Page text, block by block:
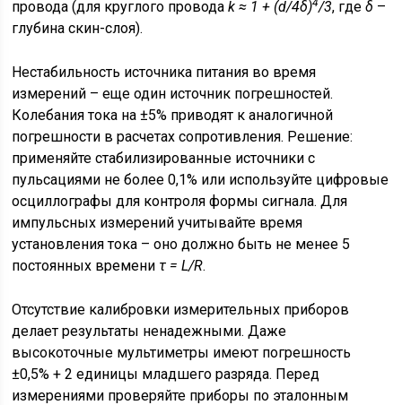
провода (для круглого проводаk ≈ 1 + (d/4δ)4/3, гдеδ –
глубина скин-слоя).
Нестабильность источника питания во время
измерений – еще один источник погрешностей.
Колебания тока на ±5% приводят к аналогичной
погрешности в расчетах сопротивления. Решение:
применяйте стабилизированные источники с
пульсациями не более 0,1% или используйте цифровые
осциллографы для контроля формы сигнала. Для
импульсных измерений учитывайте время
установления тока – оно должно быть не менее 5
постоянных времени τ = L/R.
Отсутствие калибровки измерительных приборов
делает результаты ненадежными. Даже
высокоточные мультиметры имеют погрешность
±0,5% + 2 единицы младшего разряда. Перед
измерениями проверяйте приборы по эталонным